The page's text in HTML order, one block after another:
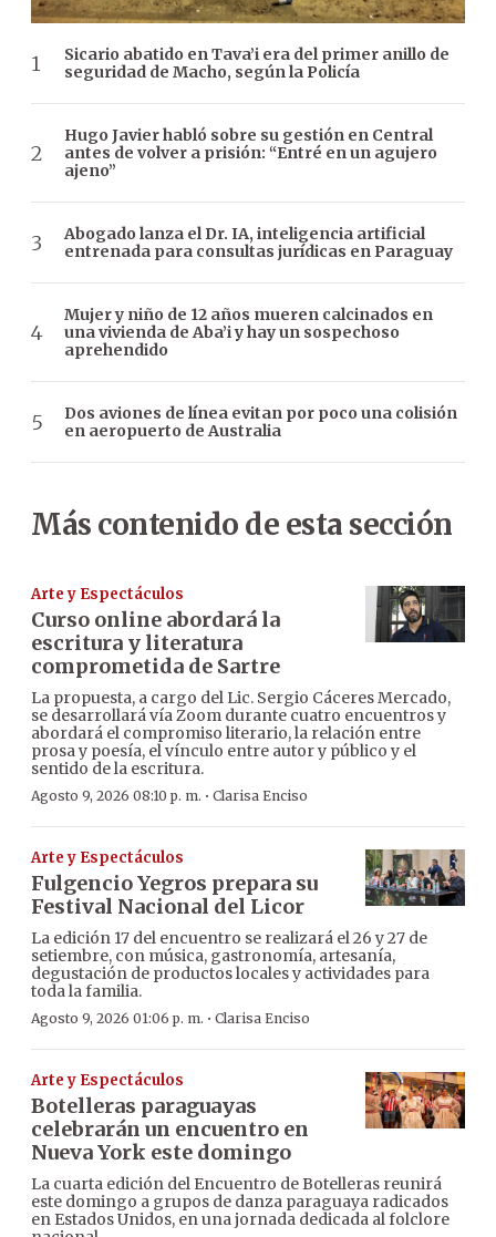
Sicario abatido en Tava’i era del primer anillo de
seguridad de Macho, según la Policía
Hugo Javier habló sobre su gestión en Central
antes de volver a prisión: “Entré en un agujero
ajeno”
Abogado lanza el Dr. IA, inteligencia artificial
entrenada para consultas jurídicas en Paraguay
Mujer y niño de 12 años mueren calcinados en
una vivienda de Aba’i y hay un sospechoso
aprehendido
Dos aviones de línea evitan por poco una colisión
en aeropuerto de Australia
Más contenido de esta sección
Arte y Espectáculos
Curso online abordará la
escritura y literatura
comprometida de Sartre
La propuesta, a cargo del Lic. Sergio Cáceres Mercado,
se desarrollará vía Zoom durante cuatro encuentros y
abordará el compromiso literario, la relación entre
prosa y poesía, el vínculo entre autor y público y el
sentido de la escritura.
Agosto 9, 2026 08:10 p. m. · Clarisa Enciso
Arte y Espectáculos
Fulgencio Yegros prepara su
Festival Nacional del Licor
La edición 17 del encuentro se realizará el 26 y 27 de
setiembre, con música, gastronomía, artesanía,
degustación de productos locales y actividades para
toda la familia.
Agosto 9, 2026 01:06 p. m. · Clarisa Enciso
Arte y Espectáculos
Botelleras paraguayas
celebrarán un encuentro en
Nueva York este domingo
La cuarta edición del Encuentro de Botelleras reunirá
este domingo a grupos de danza paraguaya radicados
en Estados Unidos, en una jornada dedicada al folclore